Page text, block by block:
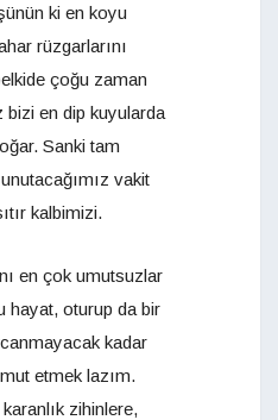
ki en koyu
rüzgarlarını
çoğu zaman
bizi en dip kuyularda
Sanki tam
vakit
kalbimizi.
en çok umutsuzlar
hayat, oturup da bir
kadar
etmek lazım.
zihinlere,